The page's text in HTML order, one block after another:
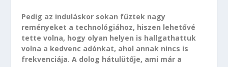
Pedig az induláskor sokan fűztek nagy
reményeket a technológiához, hiszen lehetővé
tette volna, hogy olyan helyen is hallgathattuk
volna a kedvenc adónkat, ahol annak nincs is
frekvenciája. A dolog hátulütője, ami már a